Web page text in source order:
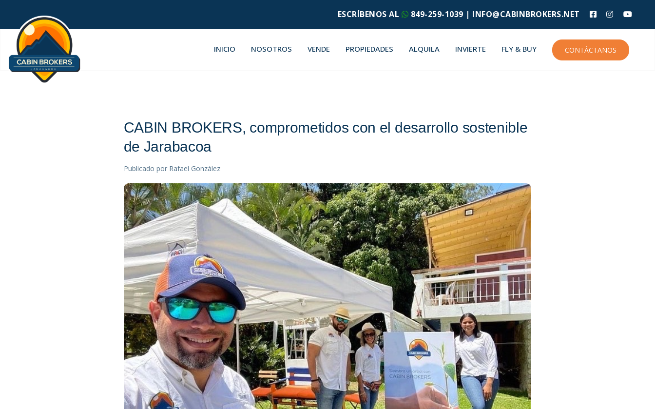
ESCRÍBENOS AL 849-259-1039 | INFO@CABINBROKERS.NET
INICIO NOSOTROS VENDE PROPIEDADES ALQUILA INVIERTE FLY & BUY CONTÁCTANOS
CABIN BROKERS, comprometidos con el desarrollo sostenible
de Jarabacoa
Publicado por Rafael González